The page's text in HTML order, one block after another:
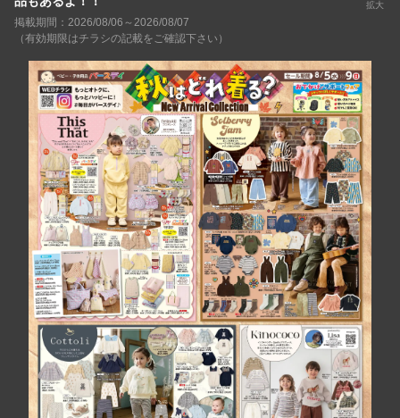
拡大
掲載期間：2026/08/06～2026/08/07
（有効期限はチラシの記載をご確認下さい）